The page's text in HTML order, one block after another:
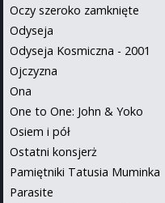
Oczy szeroko zamknięte
Odyseja
Odyseja Kosmiczna - 2001
Ojczyzna
Ona
One to One: John & Yoko
Osiem i pół
Ostatni konsjerż
Pamiętniki Tatusia Muminka
Parasite